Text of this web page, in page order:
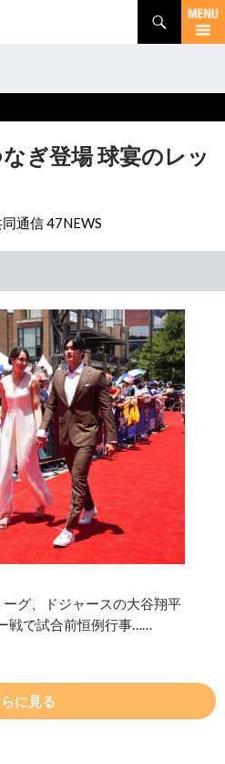
ぎ登場 球宴のレッ
通信 47NEWS
ーグ、ドジャースの大谷翔平
戦で試合前恒例行事……
に見る